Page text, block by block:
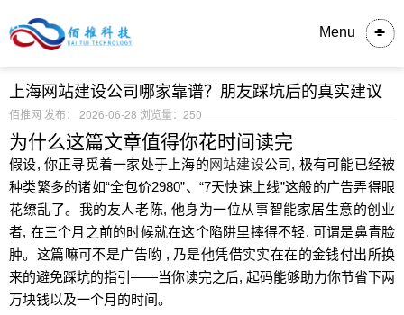
Menu
上海网站建设公司哪家靠谱？朋友踩坑后的真实建议
佰推网 发布： 2026-06-28 浏览量：250
为什么这篇文章值得你花时间读完
假设, 你正寻觅着一家处于上海的网站建设公司, 极有可能已经被
种类繁多的诸如“全包价2980”、“7天快速上线”这般的广告弄得眼
花缭乱了。我的友人老陈, 他身为一位从事智能家居生意的创业
者, 在三个月之前的时候就在这个陷阱里摔得不轻, 可谓是鼻青脸
肿。这篇嘛可不是广告哟 , 乃是他凭借实实在在的金钱付出所换
来的避免踩坑的指引——当你读完之后, 起码能够助力你节省下两
万块钱以及一个月的时间。